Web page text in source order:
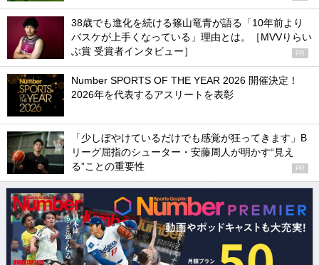
38歳でも進化を続ける篠山竜青が語る「10年前より
バスケが上手くなっている」理由とは。［MVVりらい
ぶ賞 受賞者インタビュー］
PR
Number SPORTS OF THE YEAR 2026 開催決定！
2026年を代表するアスリートを表彰
「少しぼやけているだけでも感覚が狂ってきます」B
リーグ屈指のシューター・安藤周人が明かす“見え
る”ことの重要性
PR